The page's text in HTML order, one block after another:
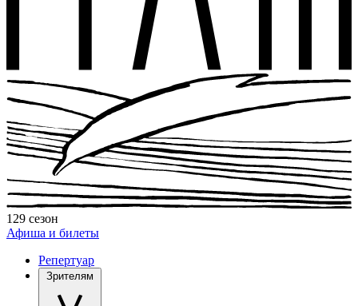
129 сезон
Афиша и билеты
Репертуар
Зрителям